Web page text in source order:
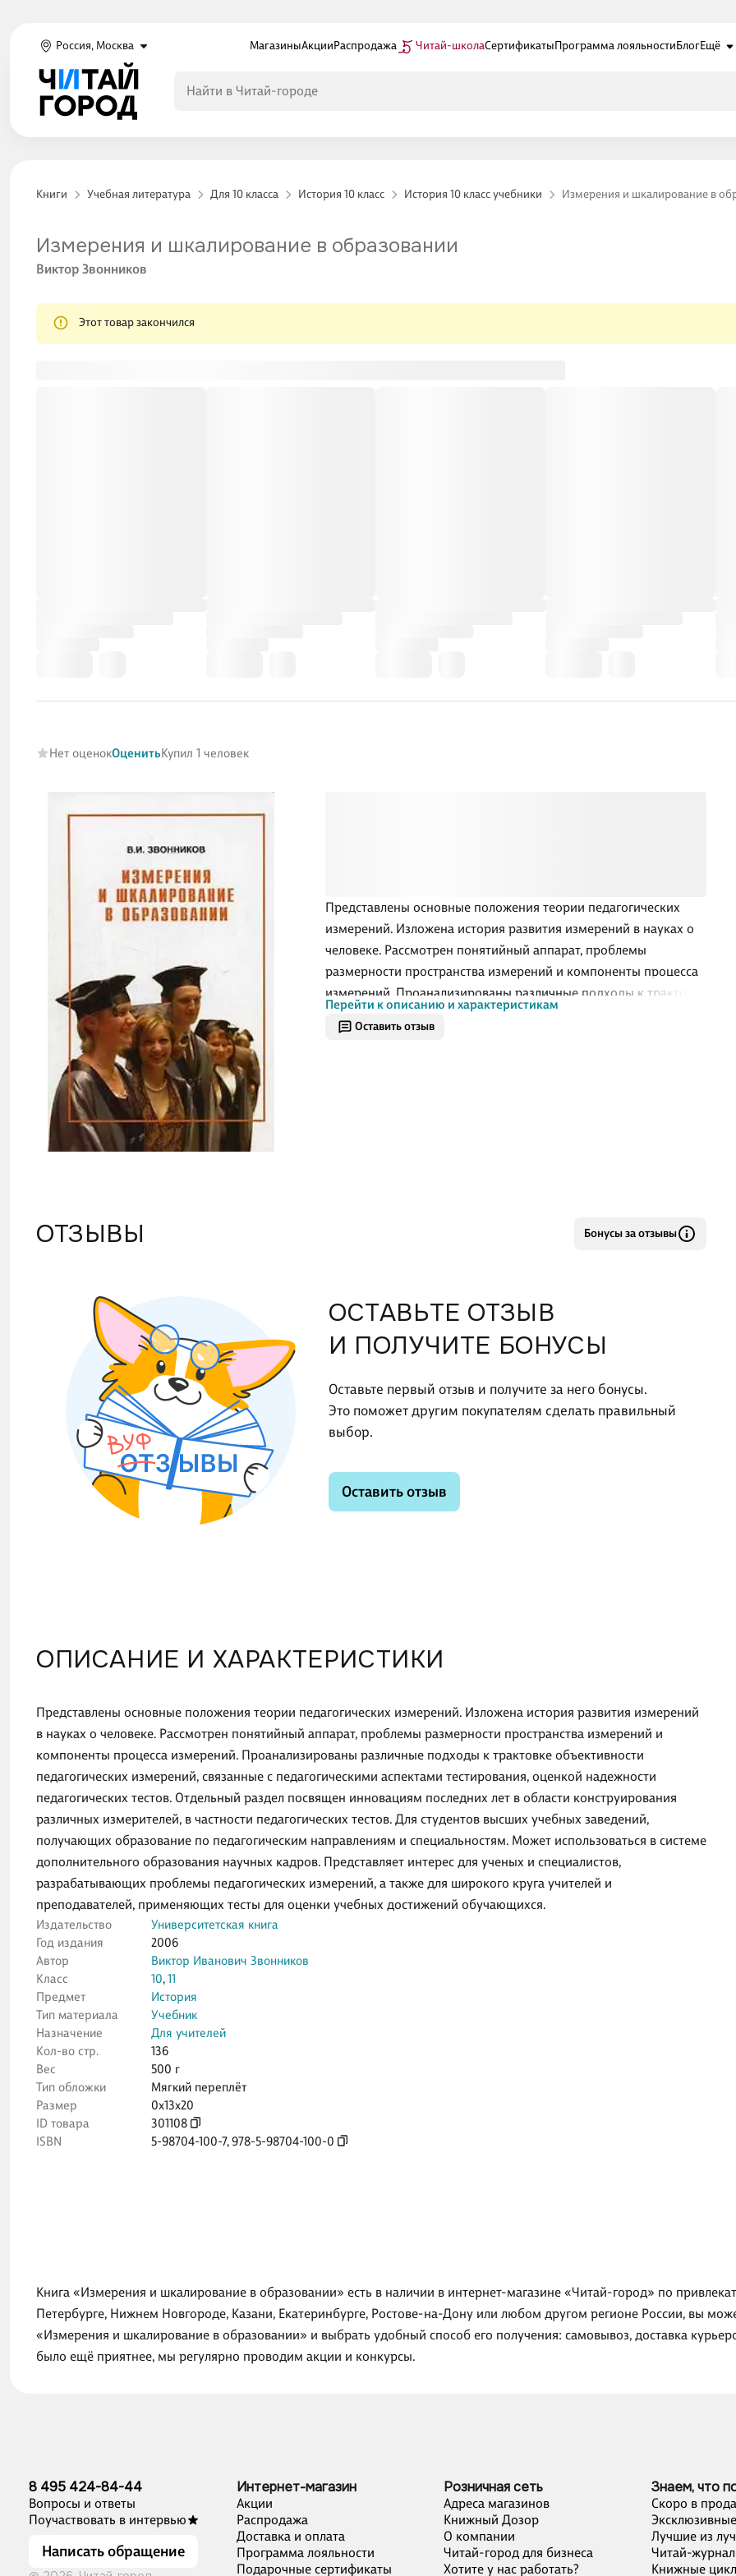
Россия, Москва МагазиныАкцииРаспродажа Читай-школаСертификатыПрограмма лояльностиБлогЕщё
Книги Учебная литература Для 10 класса История 10 класс История 10 класс учебники Измерения и шкалирование в
Оставить отзыв
Представлены основные положения теории педагогических
измерений. Изложена история развития измерений в науках о
человеке. Рассмотрен понятийный аппарат, проблемы
размерности пространства измерений и компоненты процесса
измерений. Проанализированы различные подходы к трактовке
объективности педагогических измерений, связанные с
педагогическими аспектами тестирования, оценкой надежности
Перейти к описанию и характеристикам
Измерения и шкалирование в образовании
Виктор Звонников
Этот товар закончился
Нет оценокОценитьКупил 1 человек
ОПИСАНИЕ И ХАРАКТЕРИСТИКИ
Представлены основные положения теории педагогических измерений. Изложена история развития измерений
в науках о человеке. Рассмотрен понятийный аппарат, проблемы размерности пространства измерений и
компоненты процесса измерений. Проанализированы различные подходы к трактовке объективности
педагогических измерений, связанные с педагогическими аспектами тестирования, оценкой надежности
педагогических тестов. Отдельный раздел посвящен инновациям последних лет в области конструирования
различных измерителей, в частности педагогических тестов. Для студентов высших учебных заведений,
получающих образование по педагогическим направлениям и специальностям. Может использоваться в системе
дополнительного образования научных кадров. Представляет интерес для ученых и специалистов,
разрабатывающих проблемы педагогических измерений, а также для широкого круга учителей и
преподавателей, применяющих тесты для оценки учебных достижений обучающихся.
Издательство
Университетская книга
Год издания
2006
Автор
Виктор Иванович Звонников
Класс
10,11
Предмет
История
Тип материала
Учебник
Назначение
Для учителей
Кол-во стр.
136
Вес
500 г
Тип обложки
Мягкий переплёт
Размер
0x13x20
ID товара
301108
ISBN
5-98704-100-7,978-5-98704-100-0
ОТЗЫВЫ Бонусы за отзывы
ОСТАВЬТЕ ОТЗЫВ
И ПОЛУЧИТЕ БОНУСЫ
Оставьте первый отзыв и получите за него бонусы.
Это поможет другим покупателям сделать правильный
выбор.
Оставить отзыв
Книга «Измерения и шкалирование в образовании» есть в наличии в интернет-магазине «Читай-город» по
Петербурге, Нижнем Новгороде, Казани, Екатеринбурге, Ростове-на-Дону или любом другом регионе России, вы
«Измерения и шкалирование в образовании» и выбрать удобный способ его получения: самовывоз, доставка
было ещё приятнее, мы регулярно проводим акции и конкурсы.
8 495 424-84-44
Вопросы и ответы
Поучаствовать в интервью
Написать обращение
Интернет-магазин
Акции
Распродажа
Доставка и оплата
Программа лояльности
Подарочные сертификаты
Розничная сеть
Адреса магазинов
Книжный Дозор
О компании
Читай-город для бизнеса
Хотите у нас работать?
Знаем, что
Скоро в
Лучшие из
Читай-журнал
Книжные